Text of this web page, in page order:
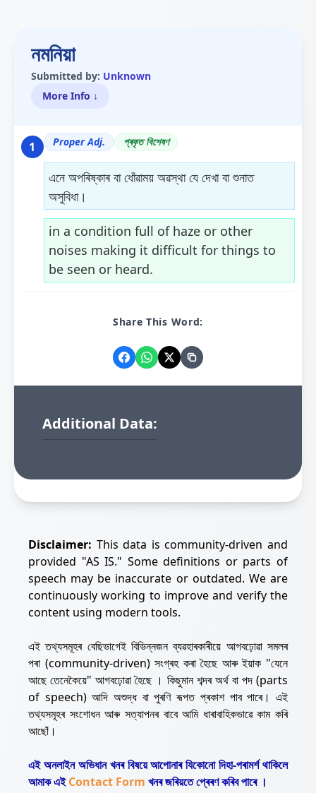
নমনিয়া
Submitted by: Unknown
More Info ↓
1 Proper Adj. প্ৰকৃত বিশেষণ
এনে অপৰিষ্কাৰ বা ধোঁৱাময় অৱস্থা যে দেখা বা শুনাত
অসুবিধা।
in a condition full of haze or other
noises making it difficult for things to
be seen or heard.
Share This Word:
Additional Data:
Disclaimer: This data is community-driven and
provided "AS IS." Some definitions or parts of
speech may be inaccurate or outdated. We are
continuously working to improve and verify the
content using modern tools.
এই তথ্যসমূহৰ বেছিভাগেই বিভিন্নজন ব্যৱহাৰকাৰীয়ে আগবঢ়োৱা সমলৰ
পৰা (community-driven) সংগ্ৰহ কৰা হৈছে আৰু ইয়াক "যেনে
আছে তেনেকৈয়ে" আগবঢ়োৱা হৈছে । কিছুমান শব্দৰ অৰ্থ বা পদ (parts
of speech) আদি অশুদ্ধ বা পুৰণি ৰূপত প্ৰকাশ পাব পাৰে। এই
তথ্যসমূহৰ সংশোধন আৰু সত্যাপনৰ বাবে আমি ধাৰাবাহিকভাৱে কাম কৰি
আছোঁ।
এই অনলাইন অভিধান খনৰ বিষয়ে আপোনাৰ যিকোনো দিহা-পৰামৰ্শ থাকিলে
আমাক এইContact Form খনৰ জৰিয়তে প্ৰেৰণ কৰিব পাৰে ।